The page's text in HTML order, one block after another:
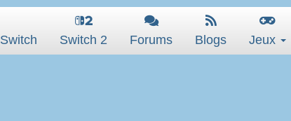
Switch Switch 2 Forums Blogs Jeux